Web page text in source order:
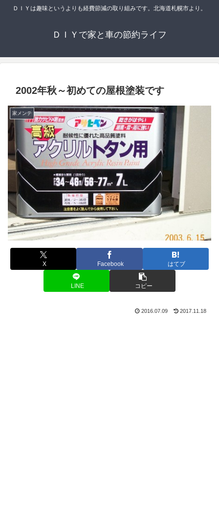
ＤＩＹは趣味というよりも経費節減の取り組みです。北海道札幌市より。
ＤＩＹで家と車の節約ライフ
2002年秋～初めての屋根塗装です
家メンテ
X Facebook はてブ
LINE コピー
2016.07.09 2017.11.18